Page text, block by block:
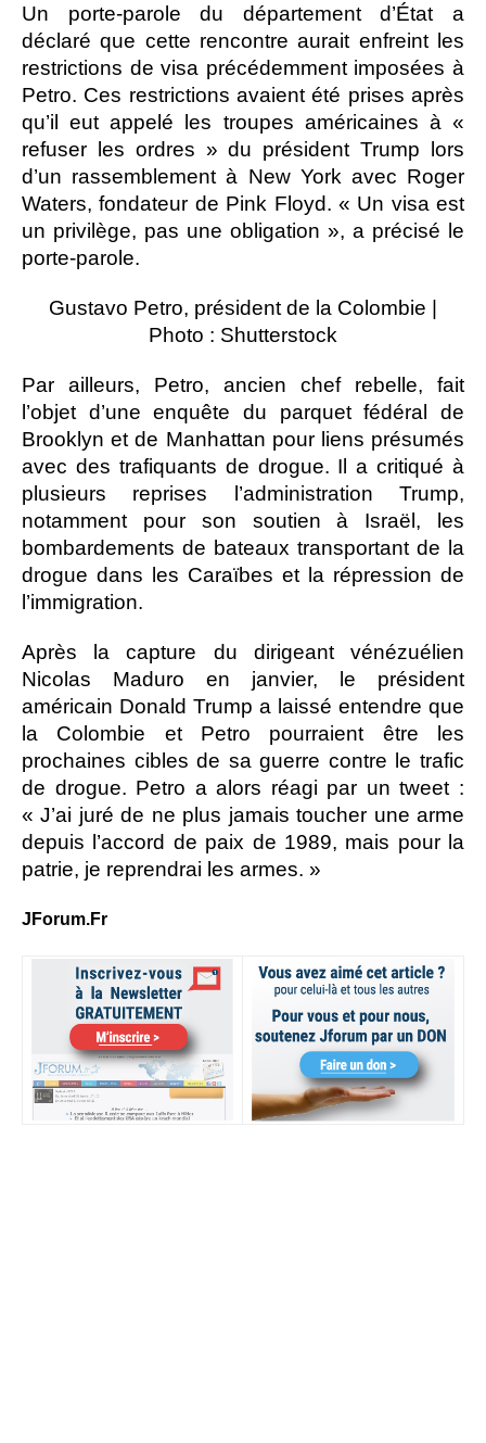
Un porte-parole du département d’État a
déclaré que cette rencontre aurait enfreint les
restrictions de visa précédemment imposées à
Petro. Ces restrictions avaient été prises après
qu’il eut appelé les troupes américaines à «
refuser les ordres » du président Trump lors
d’un rassemblement à New York avec Roger
Waters, fondateur de Pink Floyd. « Un visa est
un privilège, pas une obligation », a précisé le
porte-parole.
Gustavo Petro, président de la Colombie |
Photo : Shutterstock
Par ailleurs, Petro, ancien chef rebelle, fait
l’objet d’une enquête du parquet fédéral de
Brooklyn et de Manhattan pour liens présumés
avec des trafiquants de drogue. Il a critiqué à
plusieurs reprises l’administration Trump,
notamment pour son soutien à Israël, les
bombardements de bateaux transportant de la
drogue dans les Caraïbes et la répression de
l’immigration.
Après la capture du dirigeant vénézuélien
Nicolas Maduro en janvier, le président
américain Donald Trump a laissé entendre que
la Colombie et Petro pourraient être les
prochaines cibles de sa guerre contre le trafic
de drogue. Petro a alors réagi par un tweet :
« J’ai juré de ne plus jamais toucher une arme
depuis l’accord de paix de 1989, mais pour la
patrie, je reprendrai les armes. »
JForum.Fr